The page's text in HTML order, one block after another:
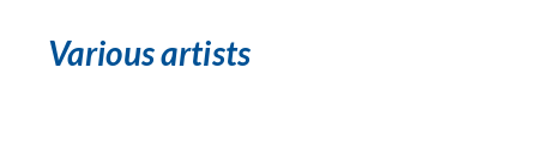
Various artists